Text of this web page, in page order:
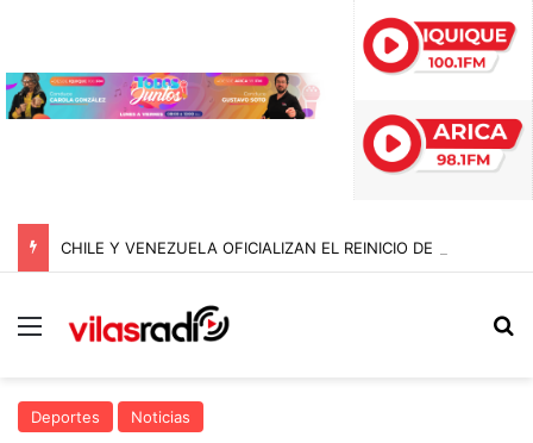
Menú
Deportes Noticias